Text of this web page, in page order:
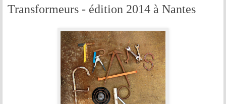
Transformeurs - édition 2014 à Nantes